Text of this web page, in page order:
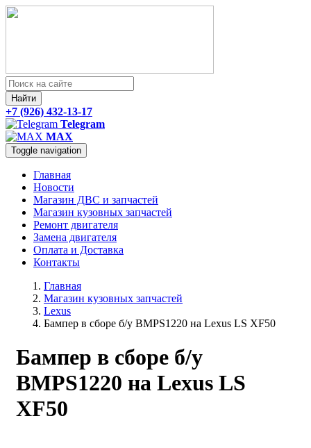
Найти
+7 (926) 432-13-17
Telegram
MAX
Toggle navigation
Главная
Новости
Магазин ДВС и запчастей
Магазин кузовных запчастей
Ремонт двигателя
Замена двигателя
Оплата и Доставка
Контакты
Главная
Магазин кузовных запчастей
Lexus
Бампер в сборе б/у BMPS1220 на Lexus LS XF50
Бампер в сборе б/у
BMPS1220 на Lexus LS
XF50